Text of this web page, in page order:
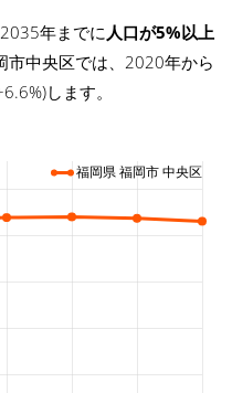
年までに 人口が5%以上
市中央区では、2020年から
します。
福岡県 福岡市 中央区